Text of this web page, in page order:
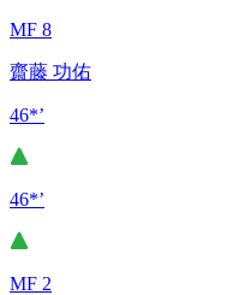
MF 8
齋藤 功佑
46*’
46*’
MF 2